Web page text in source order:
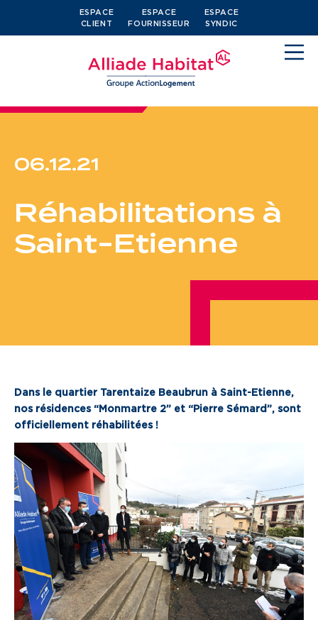
ESPACE
CLIENT
ESPACE
FOURNISSEUR
ESPACE
SYNDIC
Je cherche un logement
J’ai moins de 30 ans
Vous êtes partenaire
Services aux territoires
Services aux habitants
Innovation
Qui sommes-nous
Notre vision
Notre projet d’entreprise
06.12.21
Réhabilitations à
Saint-Etienne
Dans le quartier Tarentaize Beaubrun à Saint-Etienne,
nos résidences “Monmartre 2” et “Pierre Sémard”, sont
officiellement réhabilitées !